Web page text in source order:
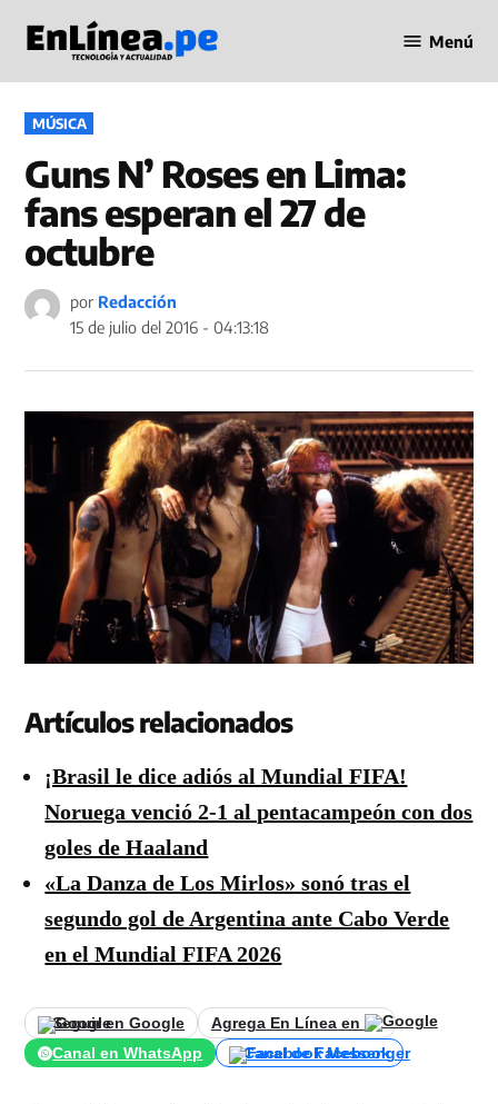
contenido
en Línea
Menú
PUBLICADO
EN
MÚSICA
Guns N’ Roses en Lima:
fans esperan el 27 de
octubre
por Redacción
15 de julio del 2016 - 04:13:18
Artículos relacionados
¡Brasil le dice adiós al Mundial FIFA!
Noruega venció 2-1 al pentacampeón con dos
goles de Haaland
«La Danza de Los Mirlos» sonó tras el
segundo gol de Argentina ante Cabo Verde
en el Mundial FIFA 2026
Seguir en Google
Agrega En Línea en
Canal en WhatsApp
Canal de Facebook